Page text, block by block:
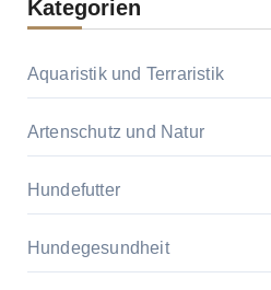
Kategorien
Aquaristik und Terraristik
Artenschutz und Natur
Hundefutter
Hundegesundheit